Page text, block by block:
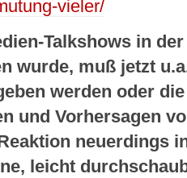
vieler/
Talkshows in
wurde, muß jetzt
werden oder
und Vorhersagen
neuerdings
leicht